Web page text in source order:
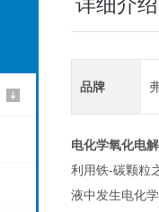
品牌
电化学氧化电
利用铁-碳颗粒
液中发生电化